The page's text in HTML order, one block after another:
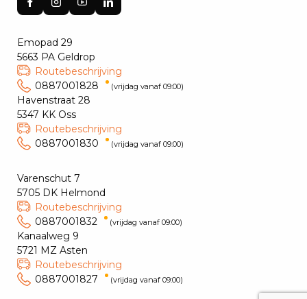
Emopad 29
5663 PA Geldrop
Routebeschrijving
0887001828
(vrijdag vanaf 09:00)
Havenstraat 28
5347 KK Oss
Routebeschrijving
0887001830
(vrijdag vanaf 09:00)
Varenschut 7
5705 DK Helmond
Routebeschrijving
0887001832
(vrijdag vanaf 09:00)
Kanaalweg 9
5721 MZ Asten
Routebeschrijving
0887001827
(vrijdag vanaf 09:00)